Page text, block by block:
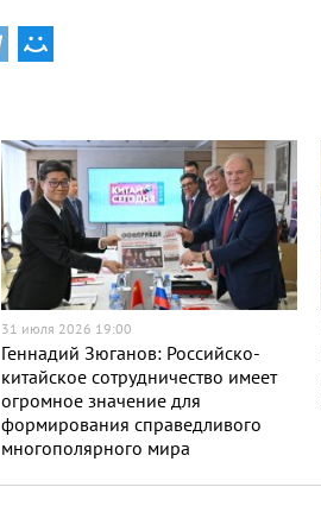
31 июля 2026 19:00
Геннадий Зюганов: Российско-
китайское сотрудничество имеет
огромное значение для
формирования справедливого
многополярного мира